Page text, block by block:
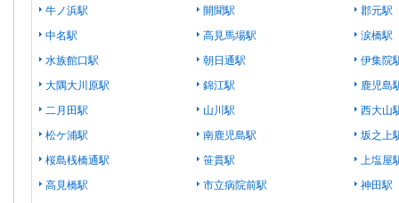
牛ノ浜駅
開聞駅
郡元駅
中名駅
高見馬場駅
涙橋駅
水族館口駅
朝日通駅
伊集院
大隅大川原駅
錦江駅
鹿児島
二月田駅
山川駅
西大山
松ケ浦駅
南鹿児島駅
坂之上
桜島桟橋通駅
笹貫駅
上塩屋
高見橋駅
市立病院前駅
神田駅